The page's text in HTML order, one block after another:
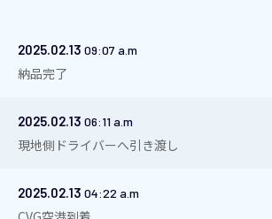
2025.02.13 09:07 a.m
納品完了
2025.02.13 06:11 a.m
現地側ドライバーへ引き渡し
2025.02.13 04:22 a.m